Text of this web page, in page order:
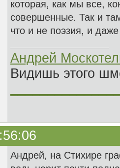
которая, как мы все,
совершенные. Так и
что и не поэзия, и
Андрей
Видишь этого
Андрей, на Стихире